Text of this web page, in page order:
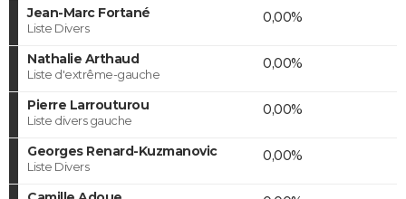
Jean-Marc Fortané
Liste Divers
0,00%
Nathalie Arthaud
Liste d'extrême-gauche
0,00%
Pierre Larrouturou
Liste divers gauche
0,00%
Georges Renard-Kuzmanovic
Liste Divers
0,00%